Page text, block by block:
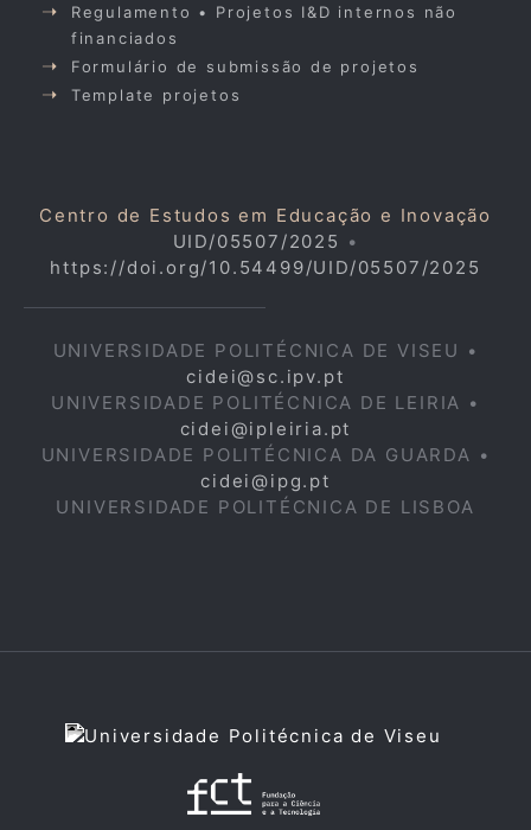
Regulamento • Projetos I&D internos não
financiados
Formulário de submissão de projetos
Template projetos
Centro de Estudos em Educação e Inovação
UID/05507/2025 •
https://doi.org/10.54499/UID/05507/2025
UNIVERSIDADE POLITÉCNICA DE VISEU •
cidei@sc.ipv.pt
UNIVERSIDADE POLITÉCNICA DE LEIRIA •
cidei@ipleiria.pt
UNIVERSIDADE POLITÉCNICA DA GUARDA •
cidei@ipg.pt
UNIVERSIDADE POLITÉCNICA DE LISBOA